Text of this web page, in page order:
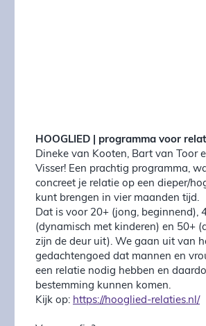
HOOGLIED | programma voor
Dineke van Kooten, Bart van Toor
Visser! Een prachtig programma,
concreet je relatie op een dieper/
kunt brengen in vier maanden tijd.
Dat is voor 20+ (jong, beginnend),
(dynamisch met kinderen) en 50+
zijn de deur uit). We gaan uit van
gedachtengoed dat mannen en
een relatie nodig hebben en
bestemming kunnen komen.
Kijk op: https://hooglied-relaties.nl/